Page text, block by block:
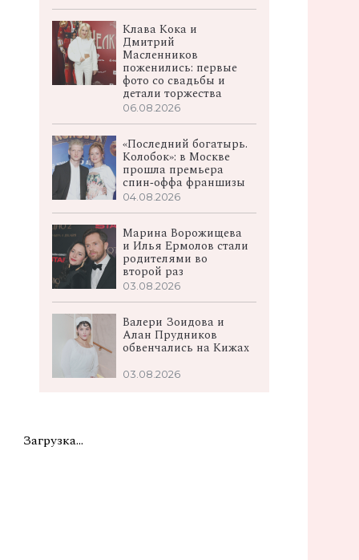
Клава Кока и
Дмитрий
Масленников
поженились: первые
фото со свадьбы и
детали торжества
06.08.2026
«Последний богатырь.
Колобок»: в Москве
прошла премьера
спин‑оффа франшизы
04.08.2026
Марина Ворожищева
и Илья Ермолов стали
родителями во
второй раз
03.08.2026
Валери Зоидова и
Алан Прудников
обвенчались на Кижах
03.08.2026
Загрузка...